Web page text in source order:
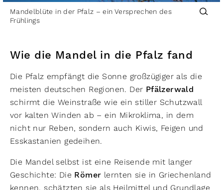
Mandelblüte in der Pfalz – ein Versprechen des
Frühlings
Wie die Mandel in die Pfalz fand
Die Pfalz empfängt die Sonne großzügiger als die
meisten deutschen Regionen. Der Pfälzerwald
schirmt die Weinstraße wie ein stiller Schutzwall
vor kalten Winden ab – ein Mikroklima, in dem
nicht nur Reben, sondern auch Kiwis, Feigen und
Esskastanien gedeihen.
Die Mandel selbst ist eine Reisende mit langer
Geschichte: Die Römer lernten sie in Griechenland
kennen, schätzten sie als Heilmittel und Grundlage